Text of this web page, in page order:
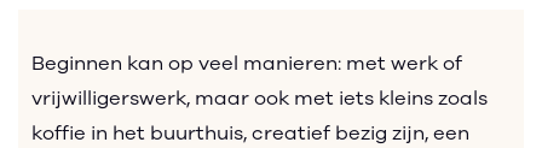
Beginnen kan op veel manieren: met werk of
vrijwilligerswerk, maar ook met iets kleins zoals
koffie in het buurthuis, creatief bezig zijn, een